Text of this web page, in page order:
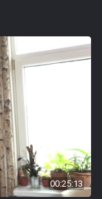
00:25:13